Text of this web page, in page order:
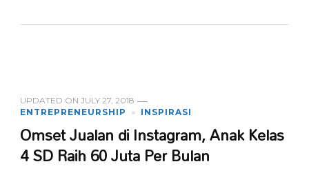
UPDATED ON JULY 27, 2018
ENTREPRENEURSHIP
INSPIRASI
Omset Jualan di Instagram, Anak Kelas
4 SD Raih 60 Juta Per Bulan